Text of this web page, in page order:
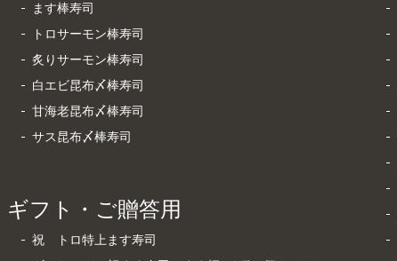
ます棒寿司
トロサーモン棒寿司
炙りサーモン棒寿司
白エビ昆布〆棒寿司
甘海老昆布〆棒寿司
サス昆布〆棒寿司
ギフト・ご贈答用
祝 トロ特上ます寿司